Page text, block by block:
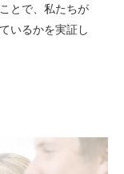
とで、私たちが
いるかを実証し